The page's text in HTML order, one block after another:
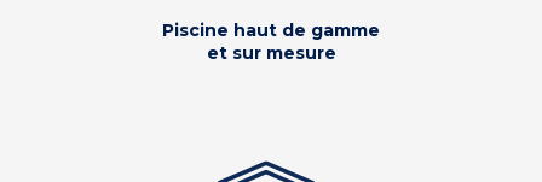
Piscine haut de gamme
et sur mesure